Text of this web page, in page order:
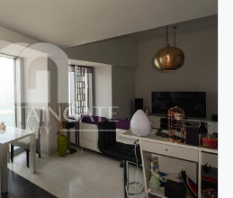
1.5 BHK 48 Parkside
شقة للبيع 1,350,000 درهم
4
سرير
1
حمام
2
المعروض
مفروش/ة جزئيا